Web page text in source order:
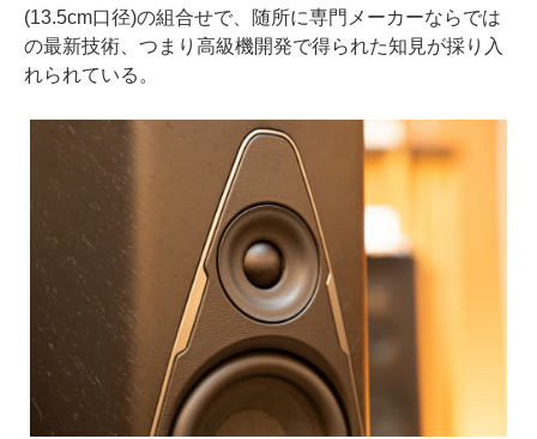
(13.5cm口径)の組合せで、随所に専門メーカーならでは
の最新技術、つまり高級機開発で得られた知見が採り入
れられている。